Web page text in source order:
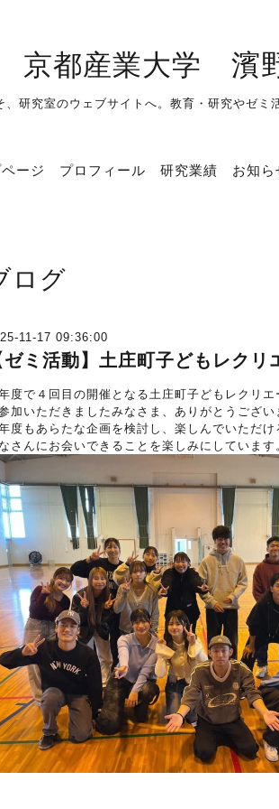
京都産業大学 濱
、研究室のウェブサイトへ。教育・研究やゼミ
ージ プロフィール 研究業績 お知ら
ログ
11-17 09:36:00
ゼミ活動】土庄町子どもレク
度で４回目の開催となる土庄町子どもレクリ
加いただきましたみなさま、ありがとうござい
度もあらたな企画を検討し、楽しんでいただ
さんにお会いできることを楽しみにしています